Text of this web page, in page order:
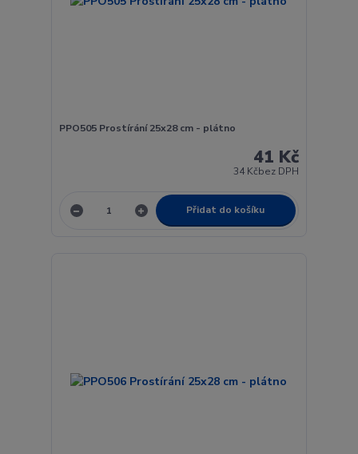
PPO505 Prostírání 25x28 cm - plátno
41 Kč
34 Kčbez DPH
Přidat do košíku